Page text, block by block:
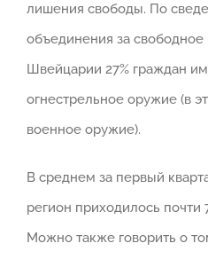
лишения свободы. По
объединения за
Швейцарии 27% граждан
огнестрельное оружие (в
военное оружие).
В среднем за первый
регион приходилось почти
Можно также говорить о